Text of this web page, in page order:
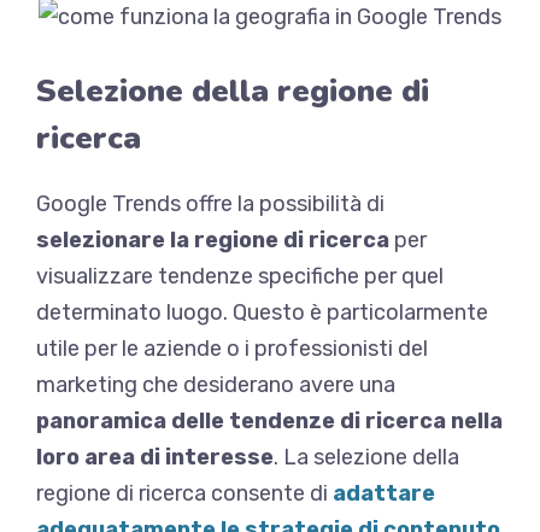
Selezione della regione di
ricerca
Google Trends offre la possibilità di
selezionare la regione di ricerca per
visualizzare tendenze specifiche per quel
determinato luogo. Questo è particolarmente
utile per le aziende o i professionisti del
marketing che desiderano avere una
panoramica delle tendenze di ricerca nella
loro area di interesse. La selezione della
regione di ricerca consente di adattare